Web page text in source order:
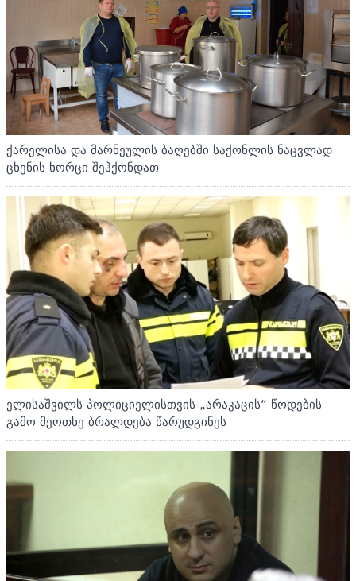
ქარელისა და მარნეულის ბაღებში საქონლის ნაცვლად
ცხენის ხორცი შეჰქონდათ
ელისაშვილს პოლიციელისთვის „არაკაცის“ წოდების
გამო მეოთხე ბრალდება წარუდგინეს